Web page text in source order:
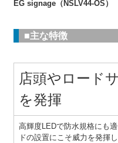
EG signage（NSLV44-OS）
■主な特徴
店頭やロード
を発揮
高輝度LEDで防水規格にも
ドの設置にこそ威力を発揮